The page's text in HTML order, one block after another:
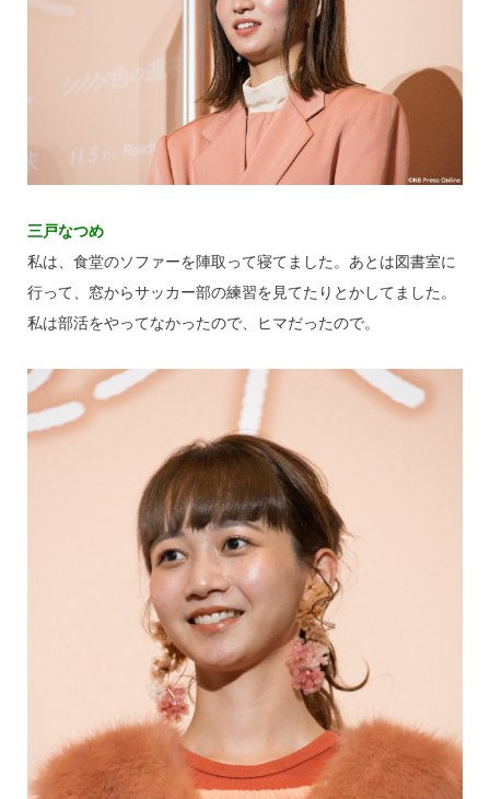
三戸なつめ
私は、食堂のソファーを陣取って寝てました。あとは図書室に
行って、窓からサッカー部の練習を見てたりとかしてました。
私は部活をやってなかったので、ヒマだったので。